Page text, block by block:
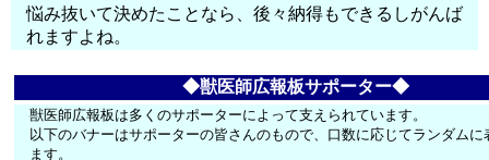
悩み抜いて決めたことなら、後々納得もできるしがんば
れますよね。
◆獣医師広報板サポーター◆
獣医師広報板は多くのサポーターによって支えられています。
以下のバナーはサポーターの皆さんのもので、口数に応じてランダムに
ます。